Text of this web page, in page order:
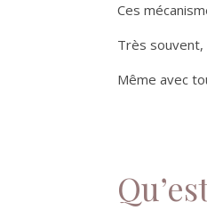
Ces
Très souvent,
Même avec